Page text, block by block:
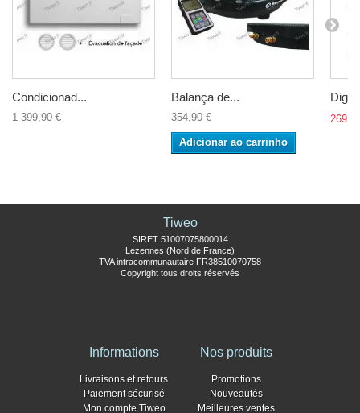
Condicionad...
1 399,90 €
Balança de...
354,90 €
Adicionar ao carrinho
Tiweo
SIRET 51007075800014
Lezennes (Nord de France)
TVA intracommunautaire FR38510070758
Copyright tous droits réservés
Informations
Livraisons et retours
Paiement sécurisé
Mon compte Tiweo
Nos produits
Promotions
Nouveautés
Meilleures ventes